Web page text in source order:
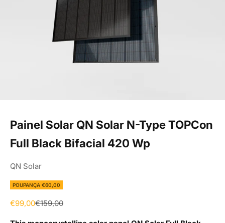
Painel Solar QN Solar N-Type TOPCon
Full Black Bifacial 420 Wp
QN Solar
POUPANÇA €60,00
Preço de promoção
€99,00Preço normal
€159,00